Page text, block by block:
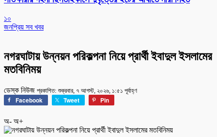
১০
জনপ্রিয় সব খবর
নগরঘাটায় উন্নয়ন পরিকল্পনা নিয়ে প্রার্থী ইবাদুল ইসলামের
মতবিনিময়
ডেস্ক নিউজ প্রকাশিত: শুক্রবার, ৭ আগস্ট, ২০২৬, ১:৫১ পূর্বাহ্ণ
Facebook Tweet Pin
অ- অ+